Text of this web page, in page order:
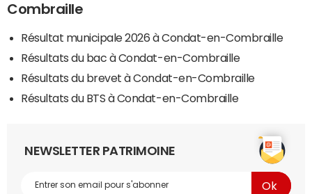
Combraille
Résultat municipale 2026 à Condat-en-Combraille
Résultats du bac à Condat-en-Combraille
Résultats du brevet à Condat-en-Combraille
Résultats du BTS à Condat-en-Combraille
NEWSLETTER PATRIMOINE